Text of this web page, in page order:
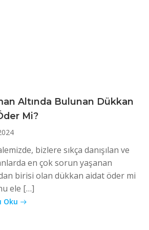
Altında Bulunan Dükkan
Mi?
bizlere sıkça danışılan ve
en çok sorun yaşanan
birisi olan dükkan aidat öder mi
ele […]
Oku